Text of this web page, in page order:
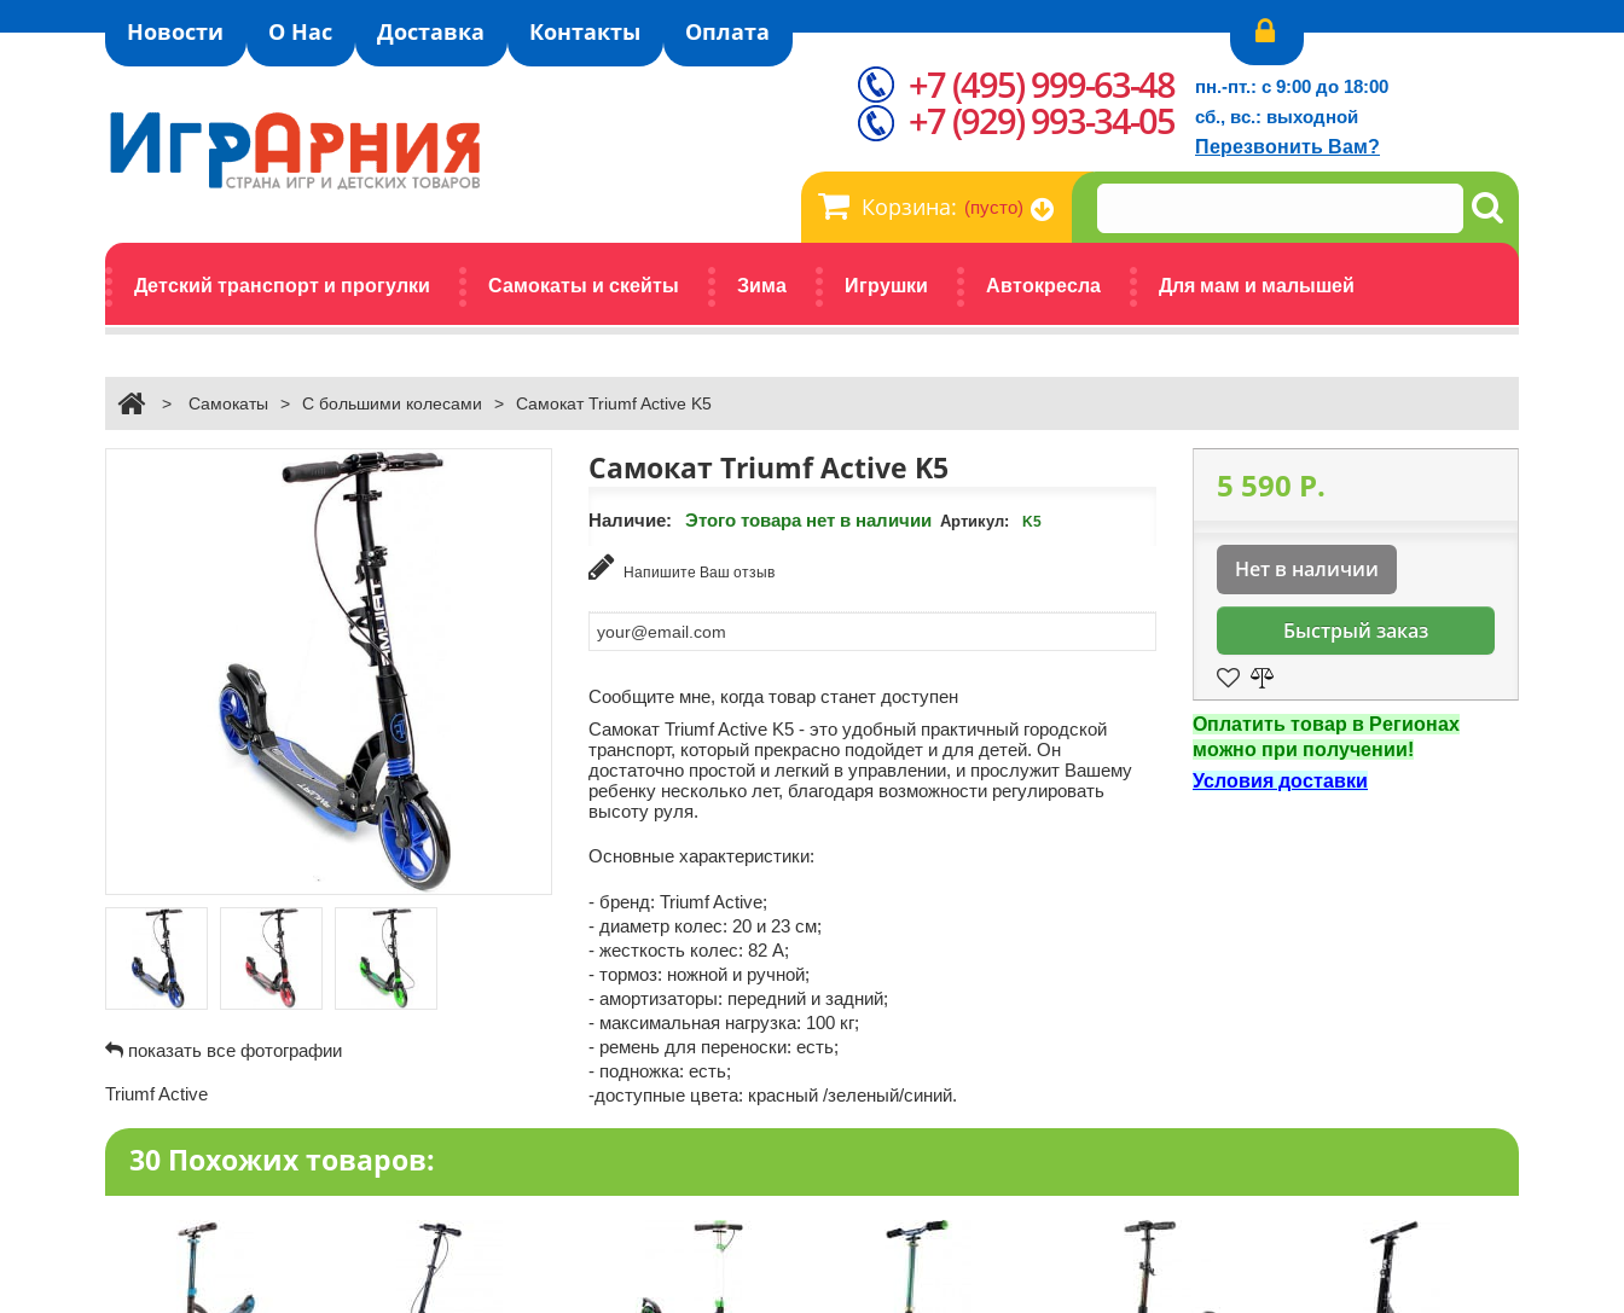
Новости О Нас Доставка Контакты Оплата
Корзина: (пусто)
Детский транспорт и прогулки Самокаты и скейты Зима Игрушки Автокресла Для мам и малышей
+7 (495) 999-63-48
+7 (929) 993-34-05
пн.-пт.: с 9:00 до 18:00
сб., вс.: выходной
Перезвонить Вам?
> Самокаты > С большими колесами > Самокат Triumf Active K5
показать все фотографии
Triumf Active
Самокат Triumf Active K5
Наличие: Этого товара нет в наличии Артикул: K5
Напишите Ваш отзыв
Сообщите мне, когда товар станет доступен
Самокат Triumf Active K5 - это удобный практичный городской
транспорт, который прекрасно подойдет и для детей. Он
достаточно простой и легкий в управлении, и прослужит Вашему
ребенку несколько лет, благодаря возможности регулировать
высоту руля.
Основные характеристики:
- бренд: Triumf Active;
- диаметр колес: 20 и 23 см;
- жесткость колес: 82 А;
- тормоз: ножной и ручной;
- амортизаторы: передний и задний;
- максимальная нагрузка: 100 кг;
- ремень для переноски: есть;
- подножка: есть;
-доступные цвета: красный /зеленый/синий.
5 590 P.
Нет в наличии
Быстрый заказ
Оплатить товар в Регионах
можно при получении!
Условия доставки
30 Похожих товаров: